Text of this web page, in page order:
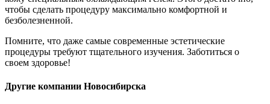
чтобы сделать процедуру максимально комфортной и
безболезненной.
Помните, что даже самые современные эстетические
процедуры требуют тщательного изучения. Заботиться о
своем здоровье!
Другие компании Новосибирска